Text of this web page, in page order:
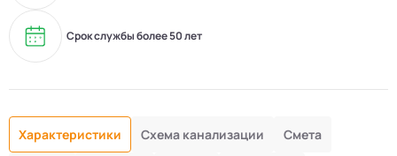
Срок службы более 50 лет
Характеристики Схема канализации Смета